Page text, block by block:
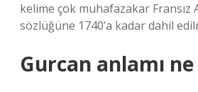
kelime çok muhafazakar Fransız
sözlüğüne 1740’a kadar dahil
Gurcan anlamı